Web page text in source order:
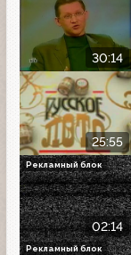
30:14
25:55
02:14
Рекламный блок
Рекламный блок